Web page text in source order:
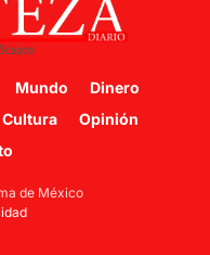
Mundo
Dinero
Cultura
Opinión
de México